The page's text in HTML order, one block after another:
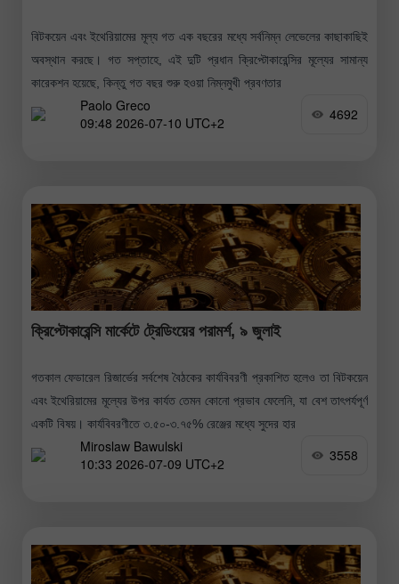
বিটকয়েন এবং ইথেরিয়ামের মূল্য গত এক বছরের মধ্যে সর্বনিম্ন লেভেলের কাছাকাছিই
অবস্থান করছে। গত সপ্তাহে, এই দুটি প্রধান ক্রিপ্টোকারেন্সির মূল্যের সামান্য
কারেকশন হয়েছে, কিন্তু গত বছর শুরু হওয়া নিম্নমুখী প্রবণতার
Paolo Greco
09:48 2026-07-10 UTC+2
4692
ক্রিপ্টোকারেন্সি মার্কেটে ট্রেডিংয়ের পরামর্শ, ৯ জুলাই
গতকাল ফেডারেল রিজার্ভের সর্বশেষ বৈঠকের কার্যবিবরণী প্রকাশিত হলেও তা বিটকয়েন
এবং ইথেরিয়ামের মূল্যের উপর কার্যত তেমন কোনো প্রভাব ফেলেনি, যা বেশ তাৎপর্যপূর্ণ
একটি বিষয়। কার্যবিবরণীতে ৩.৫০-৩.৭৫% রেঞ্জের মধ্যে সুদের হার
Miroslaw Bawulski
10:33 2026-07-09 UTC+2
3558